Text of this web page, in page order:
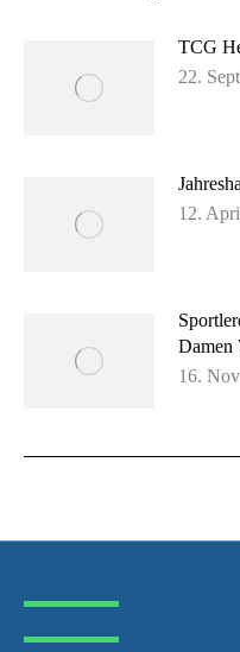
TCG
22.
12.
Damen
16.